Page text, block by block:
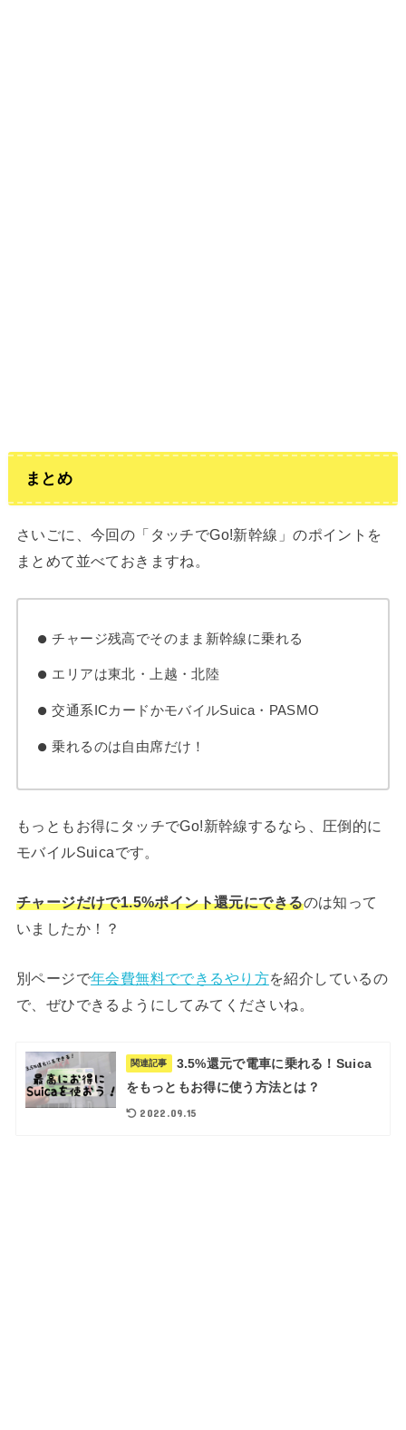
まとめ
さいごに、今回の「タッチでGo!新幹線」のポイントを
まとめて並べておきますね。
チャージ残高でそのまま新幹線に乗れる
エリアは東北・上越・北陸
交通系ICカードかモバイルSuica・PASMO
乗れるのは自由席だけ！
もっともお得にタッチでGo!新幹線するなら、圧倒的に
モバイルSuicaです。
チャージだけで1.5%ポイント還元にできるのは知って
いましたか！？
別ページで年会費無料でできるやり方を紹介しているの
で、ぜひできるようにしてみてくださいね。
関連記事
3.5%還元で電車に乗れる！Suica
をもっともお得に使う方法とは？
2022.09.15